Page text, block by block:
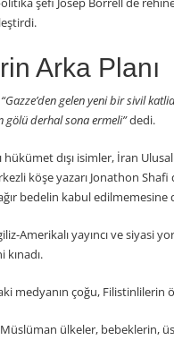
Arka Planı
“Gazze’den gelen yeni bir sivil
gölü derhal sona ermeli”dedi.
hükümet dışı isimler, İran
köşe yazarı Jonathon
bedelin kabul edilmemesine
Amerikalı yayıncı ve
medyanın çoğu,
ülkeler, bebeklerin,